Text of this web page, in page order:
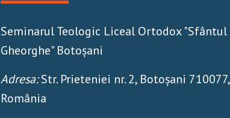
Seminarul Teologic Liceal Ortodox "Sfântul
Gheorghe" Botoșani
Adresa:Str. Prieteniei nr. 2, Botoșani 710077,
România